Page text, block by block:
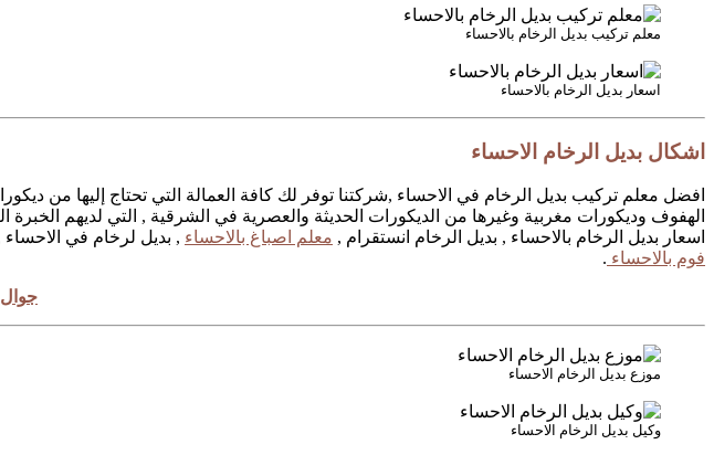
معلم تركيب بديل الرخام بالاحساء
اسعار بديل الرخام بالاحساء
اشكال بديل الرخام الاحساء
افضل معلم تركيب بديل الرخام في الاحساء ,شركتنا توفر لك كافة العمالة التي تحتاج إليها من
الهفوف وديكورات مغربية وغيرها من الديكورات الحديثة والعصرية في الشرقية , التي لديهم
اسعار بديل الرخام بالاحساء , بديل الرخام انستقرام , معلم اصباغ بالاحساء , بديل لرخام في الاحساء
فوم بالاحساء .
جوال
موزع بديل الرخام الاحساء
وكيل بديل الرخام الاحساء